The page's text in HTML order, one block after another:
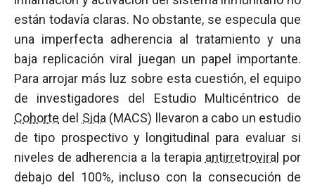
están todavía claras. No obstante, se especula que
una imperfecta adherencia al tratamiento y una
baja replicación viral juegan un papel importante.
Para arrojar más luz sobre esta cuestión, el equipo
de investigadores del Estudio Multicéntrico de
Cohorte del Sida (MACS) llevaron a cabo un estudio
de tipo prospectivo y longitudinal para evaluar si
niveles de adherencia a la terapia antirretroviral por
debajo del 100%, incluso con la consecución de